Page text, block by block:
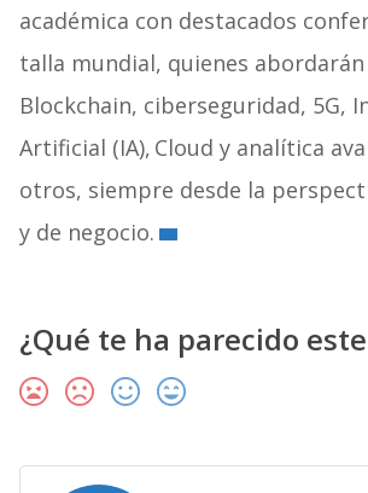
académica con destacados
talla mundial, quienes
Blockchain, ciberseguridad, 5G,
Artificial (IA), Cloud y analítica
otros, siempre desde la
y de negocio.
¿Qué te ha parecido